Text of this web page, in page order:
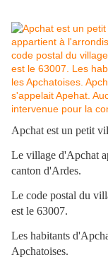
Apchat est un petit
Le village d'Apchat
canton d'Ardes.
Le code postal du
est le 63007.
Les habitants
Apchatoises.